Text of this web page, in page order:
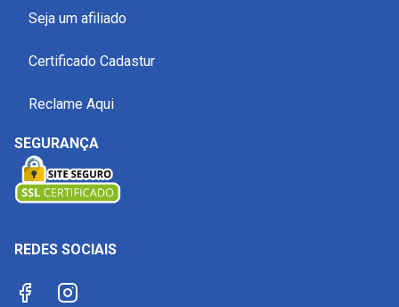
Seja um afiliado
Certificado Cadastur
Reclame Aqui
SEGURANÇA
REDES SOCIAIS